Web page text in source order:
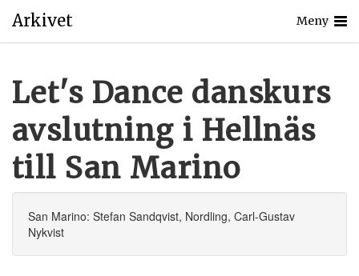
Arkivet Meny
Let's Dance danskurs
avslutning i Hellnäs
till San Marino
San Marino: Stefan Sandqvist, Nordling, Carl-Gustav
Nykvist